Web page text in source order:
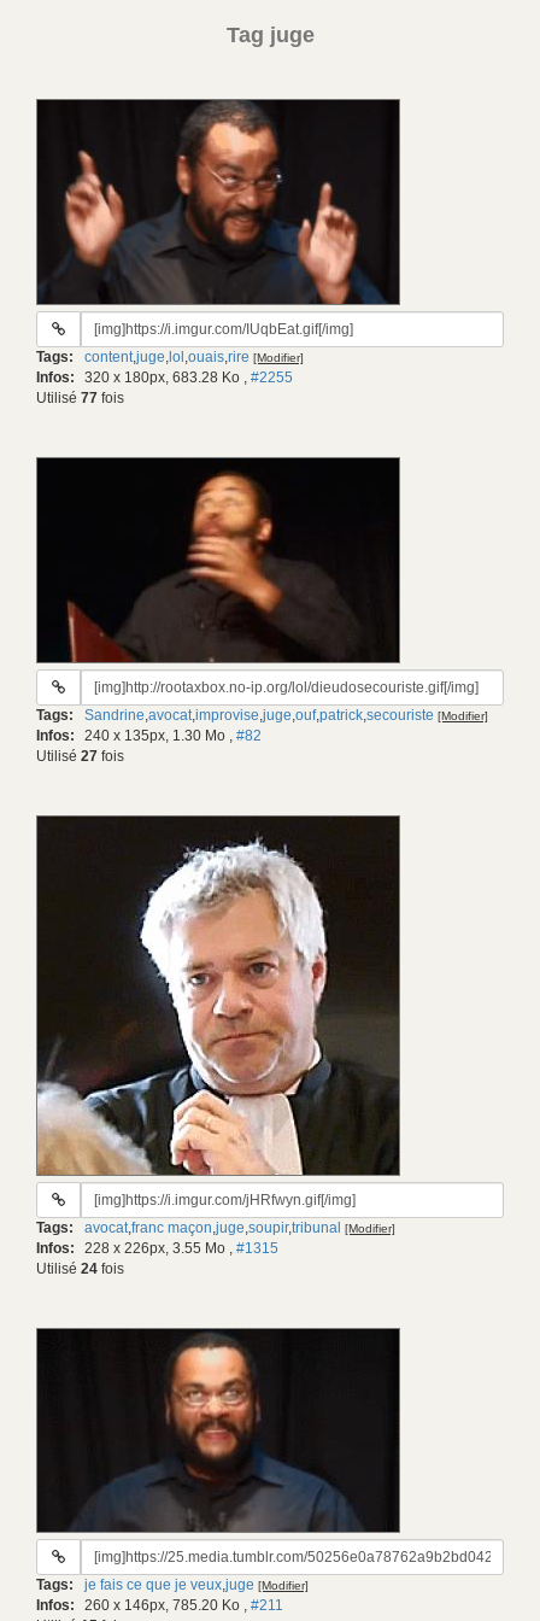
Tag juge
URL
gif:
Tags: content,juge, lol ,ouais,rire [Modifier]
Infos: 320 x 180px, 683.28 Ko , #2255
Utilisé 77 fois
URL
gif:
Tags: Sandrine,avocat,improvise,juge,ouf,patrick,secouriste [Modifier]
Infos: 240 x 135px, 1.30 Mo , #82
Utilisé 27 fois
URL
gif:
Tags: avocat,franc maçon,juge,soupir,tribunal [Modifier]
Infos: 228 x 226px, 3.55 Mo , #1315
Utilisé 24 fois
URL
gif:
Tags: je fais ce que je veux,juge [Modifier]
Infos: 260 x 146px, 785.20 Ko , #211